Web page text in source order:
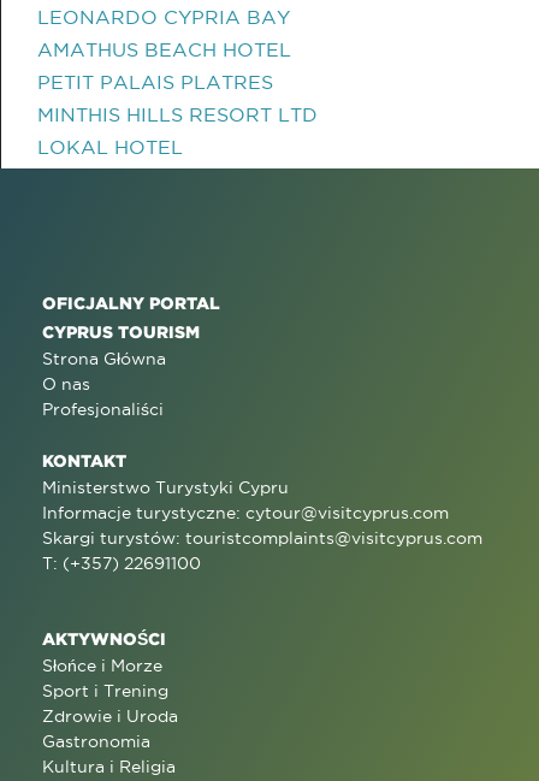
LEONARDO CYPRIA BAY
AMATHUS BEACH HOTEL
PETIT PALAIS PLATRES
MINTHIS HILLS RESORT LTD
LOKAL HOTEL
OFICJALNY PORTAL
CYPRUS TOURISM
Strona Główna
O nas
Profesjonaliści
KONTAKT
Ministerstwo Turystyki Cypru
Informacje turystyczne: cytour@visitcyprus.com
Skargi turystów: touristcomplaints@visitcyprus.com
T: (+357) 22691100
AKTYWNOŚCI
Słońce i Morze
Sport i Trening
Zdrowie i Uroda
Gastronomia
Kultura i Religia